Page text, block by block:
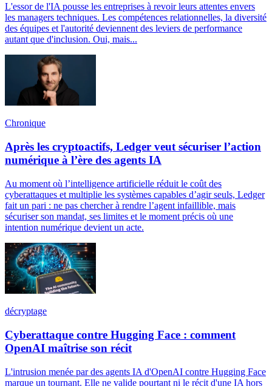
L'essor de l'IA pousse les entreprises à revoir leurs attentes envers
les managers techniques. Les compétences relationnelles, la diversité
des équipes et l'autorité deviennent des leviers de performance
autant que d'inclusion. Oui, mais...
Chronique
Après les cryptoactifs, Ledger veut sécuriser l’action
numérique à l’ère des agents IA
Au moment où l’intelligence artificielle réduit le coût des
cyberattaques et multiplie les systèmes capables d’agir seuls, Ledger
fait un pari : ne pas chercher à rendre l’agent infaillible, mais
sécuriser son mandat, ses limites et le moment précis où une
intention numérique devient un acte.
décryptage
Cyberattaque contre Hugging Face : comment
OpenAI maîtrise son récit
L'intrusion menée par des agents IA d'OpenAI contre Hugging Face
marque un tournant. Elle ne valide pourtant ni le récit d'une IA hors